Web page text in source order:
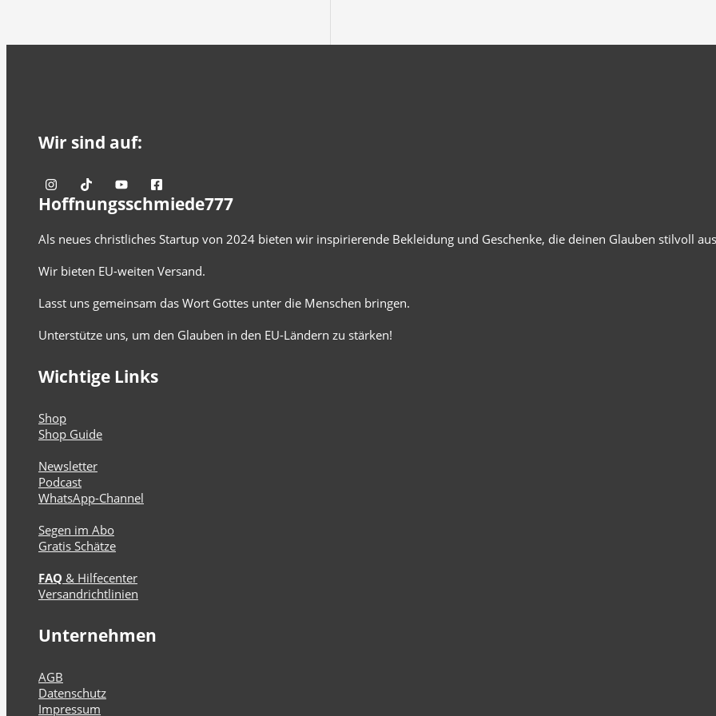
Wir sind auf:
Hoffnungsschmiede777
Als neues christliches Startup von 2024 bieten wir inspirierende Bekleidung und Geschenke, die deinen Glauben stilvoll
Wir bieten EU-weiten Versand.
Lasst uns gemeinsam das Wort Gottes unter die Menschen bringen.
Unterstütze uns, um den Glauben in den EU-Ländern zu stärken!
Wichtige Links
Shop
Shop Guide
Newsletter
Podcast
WhatsApp-Channel
Segen im Abo
Gratis Schätze
FAQ & Hilfecenter
Versandrichtlinien
Unternehmen
AGB
Datenschutz
Impressum